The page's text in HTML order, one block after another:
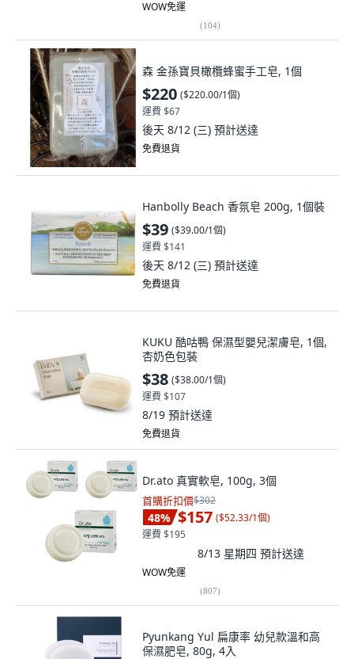
WOW免運
(104)
森 金孫寶貝橄欖蜂蜜手工皂, 1個
$220 ($220.00/1個)
運費 $67
後天 8/12 (三) 預計送達
免費退貨
Hanbolly Beach 香氛皂 200g, 1個裝
$39 ($39.00/1個)
運費 $141
後天 8/12 (三) 預計送達
免費退貨
KUKU 酷咕鴨 保濕型嬰兒潔膚皂, 1個,
杏奶色包裝
$38 ($38.00/1個)
運費 $107
8/19 預計送達
免費退貨
Dr.ato 真實軟皂, 100g, 3個
首購折扣價$302
48% $157 ($52.33/1個)
運費 $195
8/13 星期四 預計送達
WOW免運
(807)
Pyunkang Yul 扁康率 幼兒款溫和高
保濕肥皂, 80g, 4入